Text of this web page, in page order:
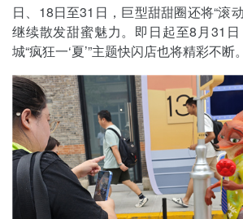
日、18日至31日，巨型甜甜圈还将“滚
继续散发甜蜜魅力。即日起至8月31
城“疯狂一‘夏’”主题快闪店也将精彩不断。